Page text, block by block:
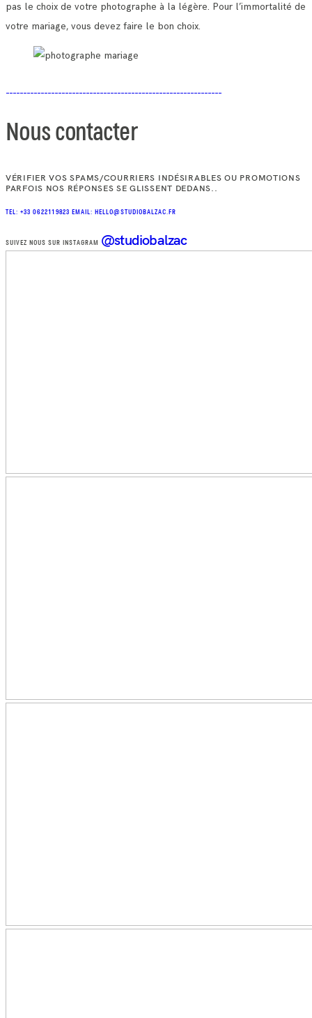
pas le choix de votre photographe à la légère. Pour l’immortalité de
votre mariage, vous devez faire le bon choix.
Nous contacter
VÉRIFIER VOS SPAMS/COURRIERS INDÉSIRABLES OU PROMOTIONS
PARFOIS NOS RÉPONSES SE GLISSENT DEDANS..
TEL: +33 0622119823 EMAIL: HELLO@STUDIOBALZAC.FR
SUIVEZ NOUS SUR INSTAGRAM @studiobalzac